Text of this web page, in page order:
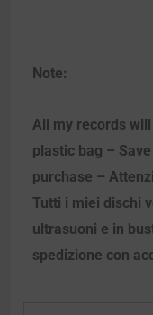
Note:
All my records
plastic bag –
purchase –
Tutti i miei dischi
ultrasuoni e in
spedizione con